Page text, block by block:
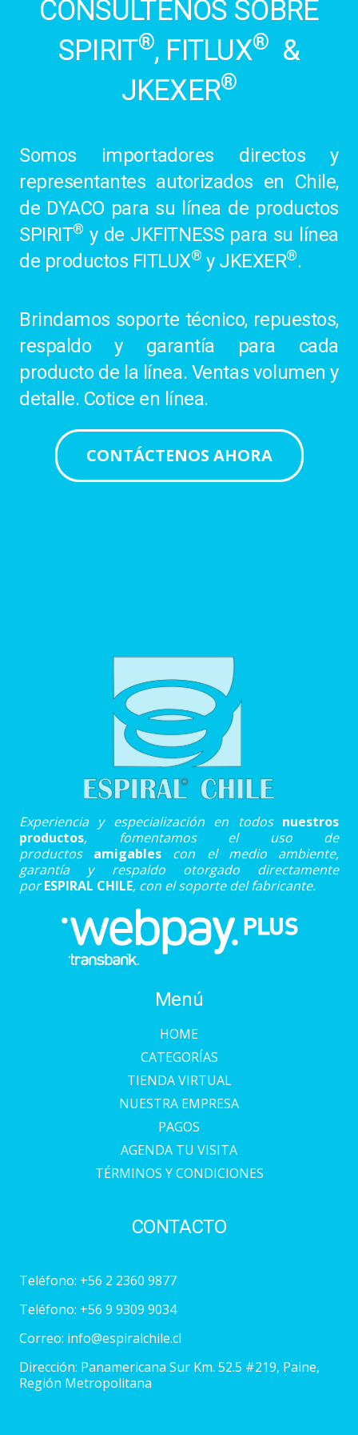
CONSÚLTENOS SOBRE
SPIRIT®, FITLUX® &
JKEXER®
Somos importadores directos y
representantes autorizados en Chile,
de DYACO para su línea de productos
SPIRIT® y de JKFITNESS para su línea
de productos FITLUX® y JKEXER®.
Brindamos soporte técnico, repuestos,
respaldo y garantía para cada
producto de la línea. Ventas volumen y
detalle. Cotice en línea.
CONTÁCTENOS AHORA
Experiencia y especialización en todos nuestros
productos, fomentamos el uso de
productos amigables con el medio ambiente,
garantía y respaldo otorgado directamente
porESPIRAL CHILE, con el soporte del fabricante.
Menú
HOME
CATEGORÍAS
TIENDA VIRTUAL
NUESTRA EMPRESA
PAGOS
AGENDA TU VISITA
TÉRMINOS Y CONDICIONES
CONTACTO
Teléfono: +56 2 2360 9877
Teléfono: +56 9 9309 9034
Correo: info@espiralchile.cl
Dirección: Panamericana Sur Km. 52.5 #219, Paine,
Región Metropolitana